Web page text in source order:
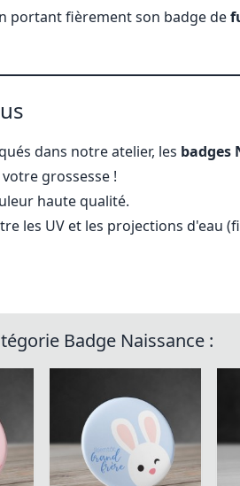
portant fièrement son badge de
dans notre atelier, les badges
grossesse !
haute qualité.
les UV et les projections d'eau
Badge Naissance :